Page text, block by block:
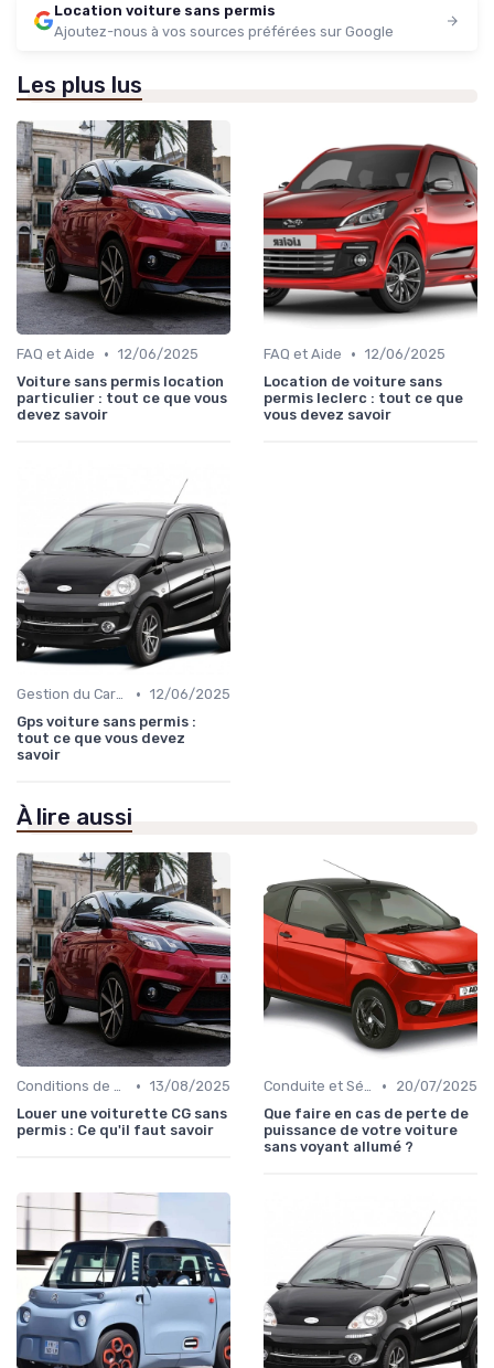
Location voiture sans permis
Ajoutez-nous à vos sources préférées sur Google
Les plus lus
FAQ et Aide • 12/06/2025
Voiture sans permis location
particulier : tout ce que vous
devez savoir
FAQ et Aide • 12/06/2025
Location de voiture sans
permis leclerc : tout ce que
vous devez savoir
Gestion du Carburant et Entretien • 12/06/2025
Gps voiture sans permis :
tout ce que vous devez
savoir
À lire aussi
Conditions de Location • 13/08/2025
Louer une voiturette CG sans
permis : Ce qu'il faut savoir
Conduite et Sécurité •
20/07/2025
Que faire en cas de perte de
puissance de votre voiture
sans voyant allumé ?